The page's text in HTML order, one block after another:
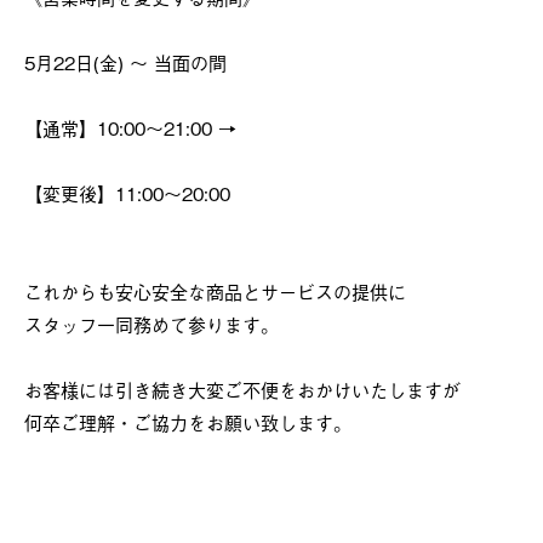
5月22日(金) ～ 当面の間
【通常】10:00～21:00 →
【変更後】11:00～20:00
これからも安心安全な商品とサービスの提供に
スタッフ一同務めて参ります。
お客様には引き続き大変ご不便をおかけいたしますが
何卒ご理解・ご協力をお願い致します。